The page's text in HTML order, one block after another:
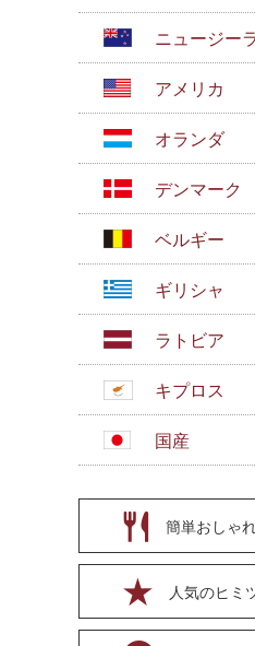
ニュージー
アメリカ
オランダ
デンマーク
ベルギー
ギリシャ
ラトビア
キプロス
国産
簡単おしゃ
人気のヒミ